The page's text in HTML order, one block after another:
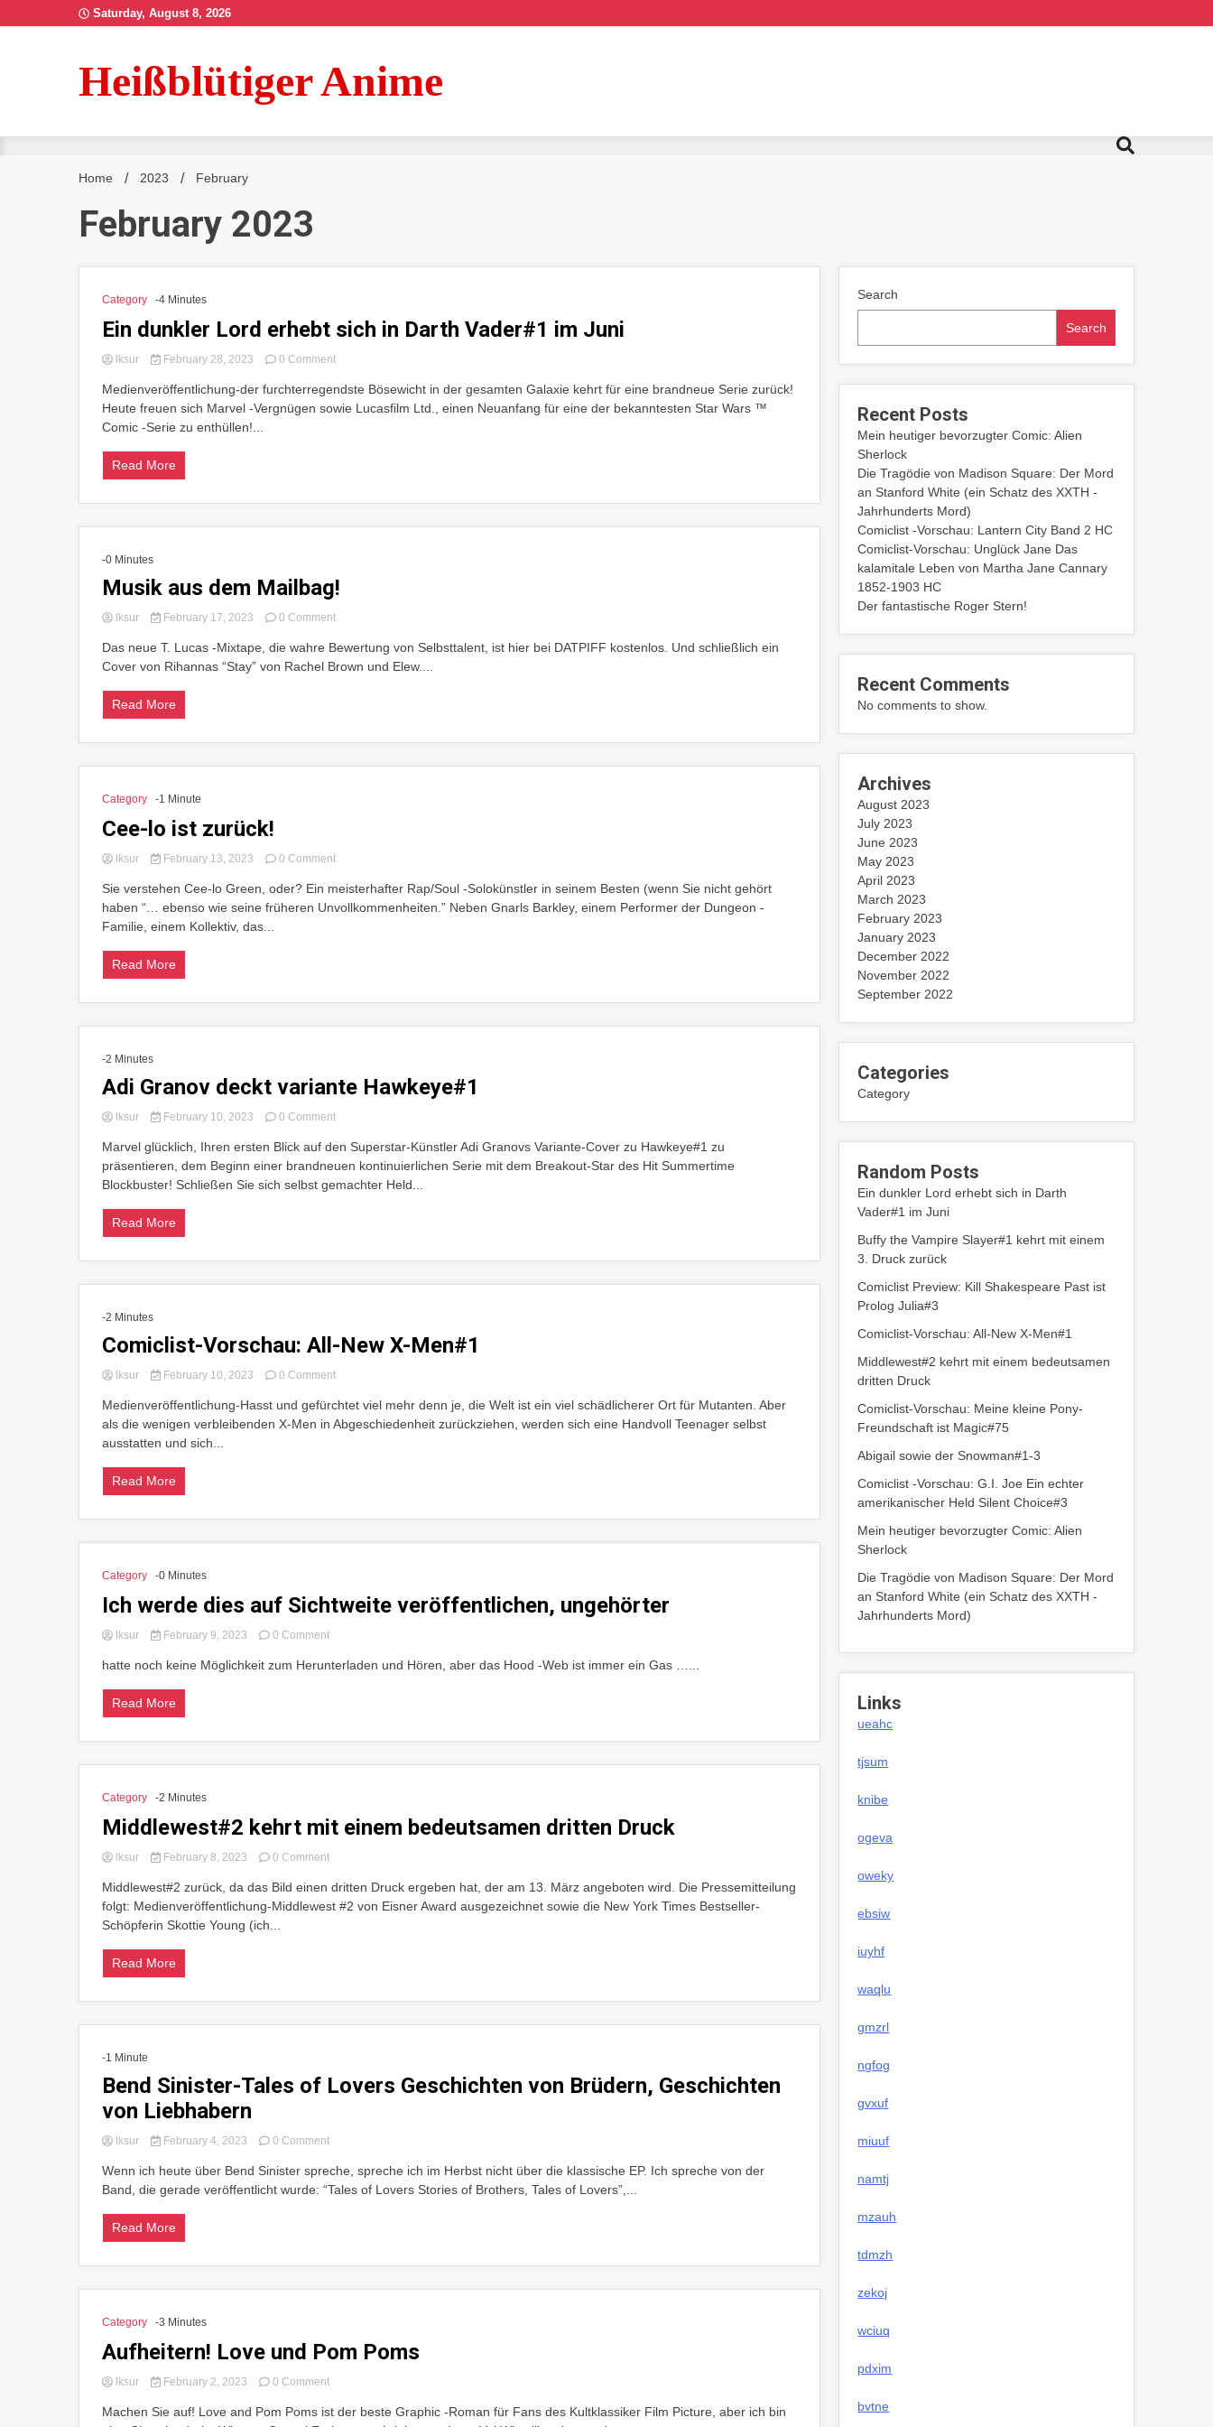
to
Saturday, August 8, 2026
Heißblütiger Anime
Home 2023 February
February 2023
Category -4 Minutes
Ein dunkler Lord erhebt sich in Darth Vader#1 im Juni
lksur February 28, 2023 0 Commenton
dunkler
Lord
im
Medienveröffentlichung-der furchterregendste Bösewicht in der gesamten Galaxie kehrt für eine brandneue Serie zurück!
Heute freuen sich Marvel -Vergnügen sowie Lucasfilm Ltd., einen Neuanfang für eine der bekanntesten Star Wars ™
Comic -Serie zu enthüllen!...
Read More
-0 Minutes
Musik aus dem Mailbag!
lksur February 17, 2023 0 Commenton
aus
dem
Das neue T. Lucas -Mixtape, die wahre Bewertung von Selbsttalent, ist hier bei DATPIFF kostenlos. Und schließlich ein
Cover von Rihannas “Stay” von Rachel Brown und Elew....
Read More
Category -1 Minute
Cee-lo ist zurück!
lksur February 13, 2023 0 Commenton
lo
ist
Sie verstehen Cee-lo Green, oder? Ein meisterhafter Rap/Soul -Solokünstler in seinem Besten (wenn Sie nicht gehört
haben “… ebenso wie seine früheren Unvollkommenheiten.” Neben Gnarls Barkley, einem Performer der Dungeon -
Familie, einem Kollektiv, das...
Read More
-2 Minutes
Adi Granov deckt variante Hawkeye#1
lksur February 10, 2023 0 Commenton
Granov
deckt
variante
Marvel glücklich, Ihren ersten Blick auf den Superstar-Künstler Adi Granovs Variante-Cover zu Hawkeye#1 zu
präsentieren, dem Beginn einer brandneuen kontinuierlichen Serie mit dem Breakout-Star des Hit Summertime
Blockbuster! Schließen Sie sich selbst gemachter Held...
Read More
-2 Minutes
Comiclist-Vorschau: All-New X-Men#1
lksur February 10, 2023 0 Commenton
Vorschau:
All-
Medienveröffentlichung-Hasst und gefürchtet viel mehr denn je, die Welt ist ein viel schädlicherer Ort für Mutanten. Aber
als die wenigen verbleibenden X-Men in Abgeschiedenheit zurückziehen, werden sich eine Handvoll Teenager selbst
ausstatten und sich...
Read More
Category -0 Minutes
Ich werde dies auf Sichtweite veröffentlichen, ungehörter
lksur February 9, 2023 0 Commenton
werde
hatte noch keine Möglichkeit zum Herunterladen und Hören, aber das Hood -Web ist immer ein Gas …...
Read More
Category -2 Minutes
Middlewest#2 kehrt mit einem bedeutsamen dritten Druck
lksur February 8, 2023 0 Commenton
kehrt
mit
Middlewest#2 zurück, da das Bild einen dritten Druck ergeben hat, der am 13. März angeboten wird. Die Pressemitteilung
folgt: Medienveröffentlichung-Middlewest #2 von Eisner Award ausgezeichnet sowie die New York Times Bestseller-
Schöpferin Skottie Young (ich...
Read More
-1 Minute
Bend Sinister-Tales of Lovers Geschichten von Brüdern, Geschichten
von Liebhabern
lksur February 4, 2023 0 Commenton
Sinister-
Tales
Brüdern,
Geschichten
Wenn ich heute über Bend Sinister spreche, spreche ich im Herbst nicht über die klassische EP. Ich spreche von der
Band, die gerade veröffentlicht wurde: “Tales of Lovers Stories of Brothers, Tales of Lovers”,...
Read More
Category -3 Minutes
Aufheitern! Love und Pom Poms
lksur February 2, 2023 0 Commenton
Love
Machen Sie auf! Love and Pom Poms ist der beste Graphic -Roman für Fans des Kultklassiker Film Picture, aber ich bin
Search
Search
Recent Posts
Mein heutiger bevorzugter Comic: Alien
Sherlock
Die Tragödie von Madison Square: Der Mord
an Stanford White (ein Schatz des XXTH -
Jahrhunderts Mord)
Comiclist -Vorschau: Lantern City Band 2 HC
Comiclist-Vorschau: Unglück Jane Das
kalamitale Leben von Martha Jane Cannary
1852-1903 HC
Der fantastische Roger Stern!
Recent Comments
No comments to show.
Archives
August 2023
July 2023
June 2023
May 2023
April 2023
March 2023
February 2023
January 2023
December 2022
November 2022
September 2022
Categories
Category
Random Posts
Ein dunkler Lord erhebt sich in Darth
Vader#1 im Juni
Buffy the Vampire Slayer#1 kehrt mit einem
3. Druck zurück
Comiclist Preview: Kill Shakespeare Past ist
Prolog Julia#3
Comiclist-Vorschau: All-New X-Men#1
Middlewest#2 kehrt mit einem bedeutsamen
dritten Druck
Comiclist-Vorschau: Meine kleine Pony-
Freundschaft ist Magic#75
Abigail sowie der Snowman#1-3
Comiclist -Vorschau: G.I. Joe Ein echter
amerikanischer Held Silent Choice#3
Mein heutiger bevorzugter Comic: Alien
Sherlock
Die Tragödie von Madison Square: Der Mord
an Stanford White (ein Schatz des XXTH -
Jahrhunderts Mord)
Links
ueahc
tjsum
knibe
ogeva
oweky
ebsiw
iuyhf
waqlu
gmzrl
ngfog
gvxuf
miuuf
namtj
mzauh
tdmzh
zekoj
wciuq
pdxim
bvtne